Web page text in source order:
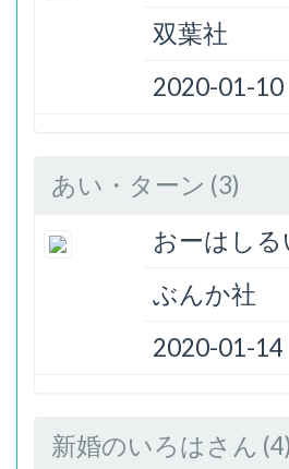
双葉社
2020-01-10
あい・ターン (3)
おーはしる
ぶんか社
2020-01-14
新婚のいろはさん (4)